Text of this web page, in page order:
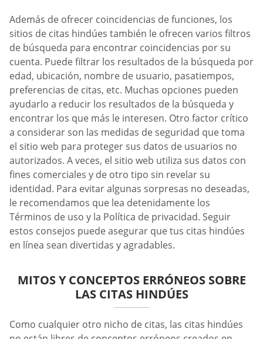
Además de ofrecer coincidencias de funciones, los
sitios de citas hindúes también le ofrecen varios filtros
de búsqueda para encontrar coincidencias por su
cuenta. Puede filtrar los resultados de la búsqueda por
edad, ubicación, nombre de usuario, pasatiempos,
preferencias de citas, etc. Muchas opciones pueden
ayudarlo a reducir los resultados de la búsqueda y
encontrar los que más le interesen. Otro factor crítico
a considerar son las medidas de seguridad que toma
el sitio web para proteger sus datos de usuarios no
autorizados. A veces, el sitio web utiliza sus datos con
fines comerciales y de otro tipo sin revelar su
identidad. Para evitar algunas sorpresas no deseadas,
le recomendamos que lea detenidamente los
Términos de uso y la Política de privacidad. Seguir
estos consejos puede asegurar que tus citas hindúes
en línea sean divertidas y agradables.
MITOS Y CONCEPTOS ERRÓNEOS SOBRE
LAS CITAS HINDÚES
Como cualquier otro nicho de citas, las citas hindúes